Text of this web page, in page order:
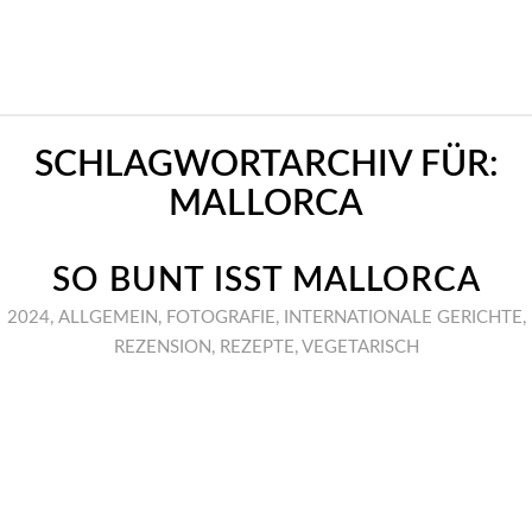
SCHLAGWORTARCHIV FÜR:
MALLORCA
SO BUNT ISST MALLORCA
2024, ALLGEMEIN , FOTOGRAFIE, INTERNATIONALE GERICHTE,
REZENSION , REZEPTE, VEGETARISCH